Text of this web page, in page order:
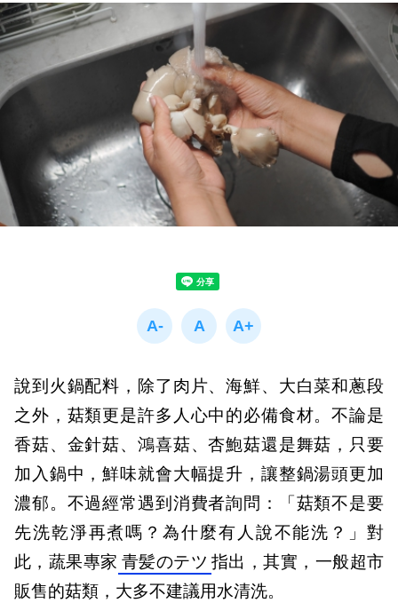
說到火鍋配料，除了肉片、海鮮、大白菜和蔥段
之外，菇類更是許多人心中的必備食材。不論是
香菇、金針菇、鴻喜菇、杏鮑菇還是舞菇，只要
加入鍋中，鮮味就會大幅提升，讓整鍋湯頭更加
濃郁。 不過經常遇到消費者詢問：「菇類不是要
先洗乾淨再煮嗎？為什麼有人說不能洗？」對
此，蔬果專家 青髪のテツ 指出，其實，一般超市
販售的菇類，大多不建議用水清洗。